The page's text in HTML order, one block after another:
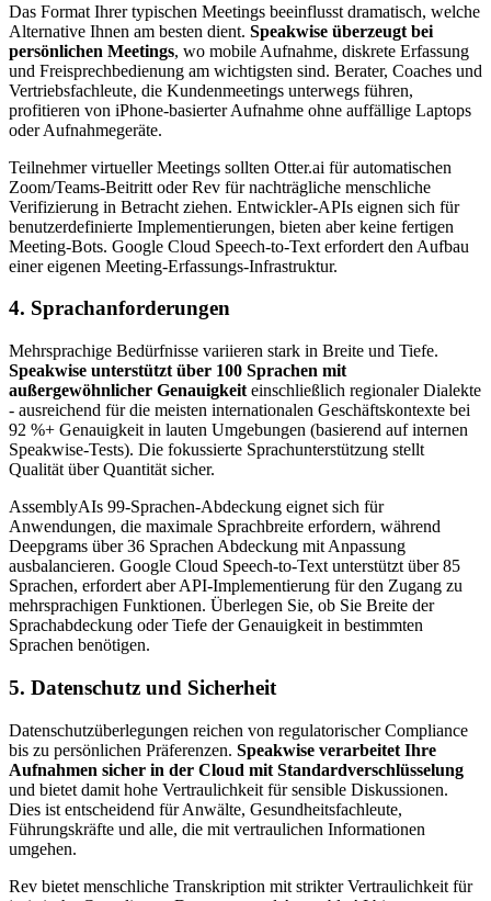
Das Format Ihrer typischen Meetings beeinflusst dramatisch, welche
Alternative Ihnen am besten dient. Speakwise überzeugt bei
persönlichen Meetings, wo mobile Aufnahme, diskrete Erfassung
und Freisprechbedienung am wichtigsten sind. Berater, Coaches und
Vertriebsfachleute, die Kundenmeetings unterwegs führen,
profitieren von iPhone-basierter Aufnahme ohne auffällige Laptops
oder Aufnahmegeräte.
Teilnehmer virtueller Meetings sollten Otter.ai für automatischen
Zoom/Teams-Beitritt oder Rev für nachträgliche menschliche
Verifizierung in Betracht ziehen. Entwickler-APIs eignen sich für
benutzerdefinierte Implementierungen, bieten aber keine fertigen
Meeting-Bots. Google Cloud Speech-to-Text erfordert den Aufbau
einer eigenen Meeting-Erfassungs-Infrastruktur.
4. Sprachanforderungen
Mehrsprachige Bedürfnisse variieren stark in Breite und Tiefe.
Speakwise unterstützt über 100 Sprachen mit
außergewöhnlicher Genauigkeit einschließlich regionaler Dialekte
- ausreichend für die meisten internationalen Geschäftskontexte bei
92 %+ Genauigkeit in lauten Umgebungen (basierend auf internen
Speakwise-Tests). Die fokussierte Sprachunterstützung stellt
Qualität über Quantität sicher.
AssemblyAIs 99-Sprachen-Abdeckung eignet sich für
Anwendungen, die maximale Sprachbreite erfordern, während
Deepgrams über 36 Sprachen Abdeckung mit Anpassung
ausbalancieren. Google Cloud Speech-to-Text unterstützt über 85
Sprachen, erfordert aber API-Implementierung für den Zugang zu
mehrsprachigen Funktionen. Überlegen Sie, ob Sie Breite der
Sprachabdeckung oder Tiefe der Genauigkeit in bestimmten
Sprachen benötigen.
5. Datenschutz und Sicherheit
Datenschutzüberlegungen reichen von regulatorischer Compliance
bis zu persönlichen Präferenzen. Speakwise verarbeitet Ihre
Aufnahmen sicher in der Cloud mit Standardverschlüsselung
und bietet damit hohe Vertraulichkeit für sensible Diskussionen.
Dies ist entscheidend für Anwälte, Gesundheitsfachleute,
Führungskräfte und alle, die mit vertraulichen Informationen
umgehen.
Rev bietet menschliche Transkription mit strikter Vertraulichkeit für